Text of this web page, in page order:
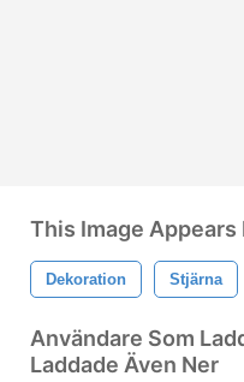
This Image Appears
Dekoration Stjärna
Användare Som
Laddade Även Ner